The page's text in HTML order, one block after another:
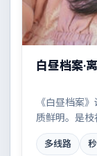
白昼档案·
《白昼档案
质鲜明。是枝
冬雨、张译
谈判扣人心弦
多线路